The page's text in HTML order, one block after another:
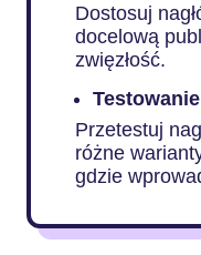
Dostosuj
docelową
zwięzłość.
Przetestuj
różne
gdzie